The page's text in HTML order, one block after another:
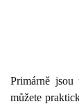
Primárně
můžete